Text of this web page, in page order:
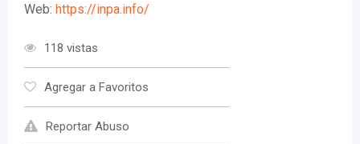
Web: https://inpa.info/
118 vistas
Agregar a Favoritos
Reportar Abuso